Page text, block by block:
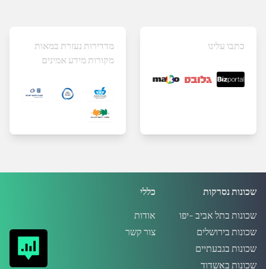
מדדירות נעזרת במאות
מקורות מידע אמינים
כתבו עלינו
כללי
אודות
צור קשר
שכונות נסרקות
שכונות בתל אביב -יפו
שכונות בירושלים
שכונות בגבעתיים
שכונות באשדוד